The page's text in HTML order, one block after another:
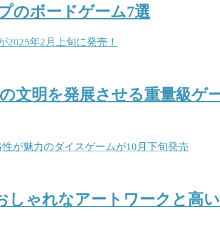
のボードゲーム7選
文明を発展させる重量級ゲ
しゃれなアートワークと高